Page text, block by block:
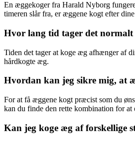
En æggekoger fra Harald Nyborg
timeren slår fra, er æggene kogt efter
Hvor lang tid tager det
Tiden det tager at koge æg afhænger af
hårdkogte æg.
Hvordan kan jeg sikre mig, at
For at få æggene kogt præcist som du
kan du finde den rette kombination for
Kan jeg koge æg af forskellige